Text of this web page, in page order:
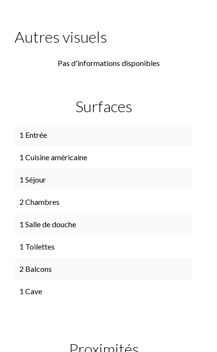
Autres visuels
Pas d'informations disponibles
Surfaces
1 Entrée
1 Cuisine américaine
1 Séjour
2 Chambres
1 Salle de douche
1 Toilettes
2 Balcons
1 Cave